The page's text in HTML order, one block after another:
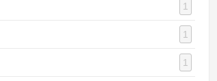
1
1
1